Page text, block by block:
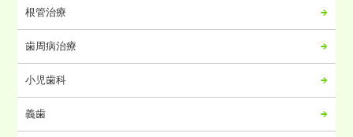
2024年02月
2024年01月
2023年12月
2023年11月
2023年10月
2023年09月
根管治療
歯周病治療
小児歯科
義歯